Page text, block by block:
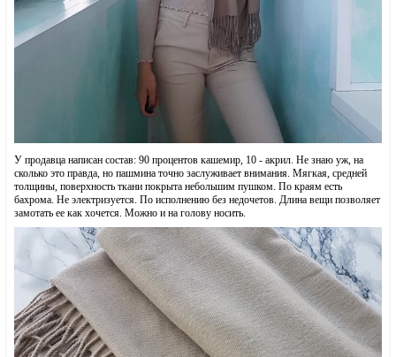
У продавца написан состав: 90 процентов кашемир, 10 - акрил. Не знаю уж, на
сколько это правда, но пашмина точно заслуживает внимания. Мягкая, средней
толщины, поверхность ткани покрыта небольшим пушком. По краям есть
бахрома. Не электризуется. По исполнению без недочетов. Длина вещи позволяет
замотать ее как хочется. Можно и на голову носить.